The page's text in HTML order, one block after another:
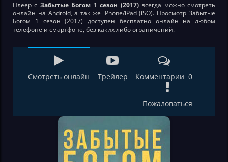
Плеер с Забытые Богом 1 сезон (2017)всегда можно смотреть
онлайн на Android, а так же iPhone/iPad (iSO). Просмотр Забытые
Богом 1 сезон (2017) доступен бесплатно онлайн на любом
телефоне и смартфоне, без каких либо ограничений.
Смотреть онлайн Трейлер Комментарии 0
Пожаловаться